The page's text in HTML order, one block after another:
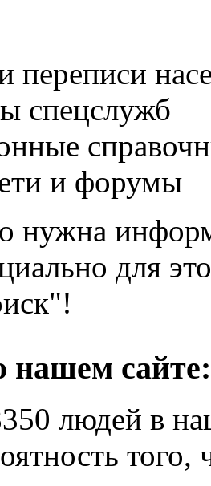
переписи
спецслужб
и форумы
нужна
для
нашем сайте:
людей в
того,